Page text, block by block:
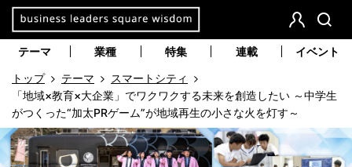
会
検
テーマ 業種 特集 連載 イベント
トップ テーマ
スマートシティ
「地域×教育×大企業」でワクワクする未来を創造したい ～中学生
がつくった“加太PRゲーム”が地域再生の小さな火を灯す～